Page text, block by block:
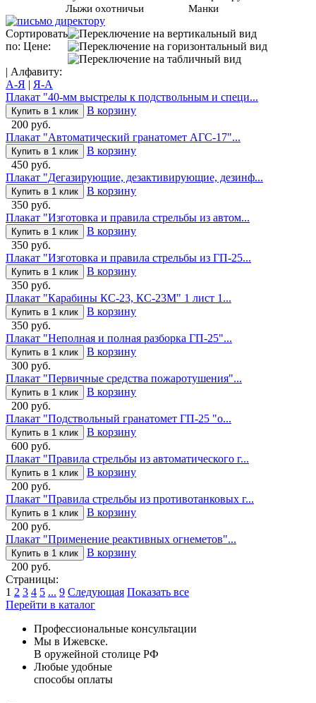
Лыжи охотничьи
Манки
Сортировать
по: Цене:
| Алфавиту:
А-Я | Я-А
Плакат "40-мм выстрелы к подствольным и специ...
Купить в 1 клик
В корзину
200 руб.
Плакат "Автоматический гранатомет АГС-17"...
Купить в 1 клик
В корзину
450 руб.
Плакат "Дегазирующие, дезактивирующие, дезинф...
Купить в 1 клик
В корзину
350 руб.
Плакат "Изготовка и правила стрельбы из автом...
Купить в 1 клик
В корзину
350 руб.
Плакат "Изготовка и правила стрельбы из ГП-25...
Купить в 1 клик
В корзину
350 руб.
Плакат "Карабины КС-23, КС-23М" 1 лист 1...
Купить в 1 клик
В корзину
350 руб.
Плакат "Неполная и полная разборка ГП-25"...
Купить в 1 клик
В корзину
300 руб.
Плакат "Первичные средства пожаротушения"...
Купить в 1 клик
В корзину
200 руб.
Плакат "Подствольный гранатомет ГП-25 "о...
Купить в 1 клик
В корзину
600 руб.
Плакат "Правила стрельбы из автоматического г...
Купить в 1 клик
В корзину
200 руб.
Плакат "Правила стрельбы из противотанковых г...
Купить в 1 клик
В корзину
200 руб.
Плакат "Применение реактивных огнеметов"...
Купить в 1 клик
В корзину
200 руб.
Страницы:
1 2 3 4 5 ... 9 Следующая Показать все
Перейти в каталог
Профессиональные консультации
Мы в Ижевске.
В оружейной столице РФ
Любые удобные
способы оплаты